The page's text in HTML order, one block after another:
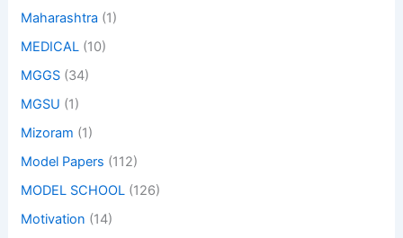
Maharashtra (1)
MEDICAL (10)
MGGS (34)
MGSU (1)
Mizoram (1)
Model Papers (112)
MODEL SCHOOL (126)
Motivation (14)